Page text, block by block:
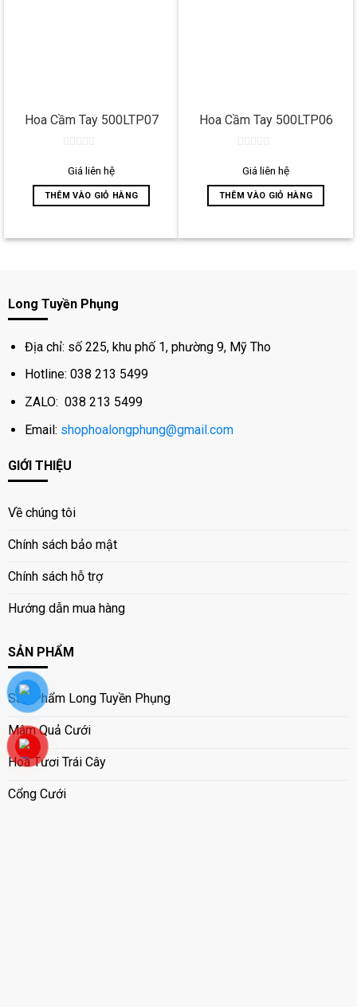
Hoa Cầm Tay 500LTP07
out
5
Giá liên hệ
THÊM VÀO GIỎ HÀNG
Hoa Cầm Tay 500LTP06
out
5
Giá liên hệ
THÊM VÀO GIỎ HÀNG
Long Tuyền Phụng
Địa chỉ: số 225, khu phố 1, phường 9, Mỹ Tho
Hotline: 038 213 5499
ZALO: 038 213 5499
Email: shophoalongphung@gmail.com
GIỚI THIỆU
Về chúng tôi
Chính sách bảo mật
Chính sách hỗ trợ
Hướng dẫn mua hàng
SẢN PHẨM
Sản Phẩm Long Tuyền Phụng
Mâm Quả Cưới
Hoa Tươi Trái Cây
Cổng Cưới